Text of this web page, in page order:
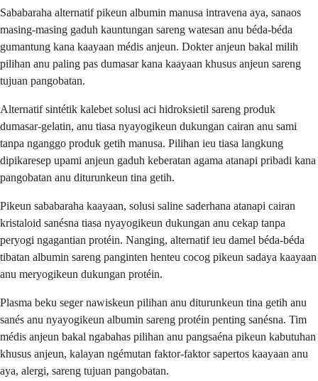
Sababaraha alternatif pikeun albumin manusa intravena aya, sanaos
masing-masing gaduh kauntungan sareng watesan anu béda-béda
gumantung kana kaayaan médis anjeun. Dokter anjeun bakal milih
pilihan anu paling pas dumasar kana kaayaan khusus anjeun sareng
tujuan pangobatan.
Alternatif sintétik kalebet solusi aci hidroksietil sareng produk
dumasar-gelatin, anu tiasa nyayogikeun dukungan cairan anu sami
tanpa nganggo produk getih manusa. Pilihan ieu tiasa langkung
dipikaresep upami anjeun gaduh keberatan agama atanapi pribadi kana
pangobatan anu diturunkeun tina getih.
Pikeun sababaraha kaayaan, solusi saline saderhana atanapi cairan
kristaloid sanésna tiasa nyayogikeun dukungan anu cekap tanpa
peryogi ngagantian protéin. Nanging, alternatif ieu damel béda-béda
tibatan albumin sareng panginten henteu cocog pikeun sadaya kaayaan
anu meryogikeun dukungan protéin.
Plasma beku seger nawiskeun pilihan anu diturunkeun tina getih anu
sanés anu nyayogikeun albumin sareng protéin penting sanésna. Tim
médis anjeun bakal ngabahas pilihan anu pangsaéna pikeun kabutuhan
khusus anjeun, kalayan ngémutan faktor-faktor sapertos kaayaan anu
aya, alergi, sareng tujuan pangobatan.